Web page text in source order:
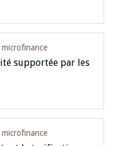
microfinance
supportée par les
microfinance